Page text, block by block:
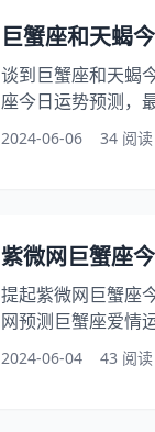
磐石） 事学业
巨蟹座和天蝎
谈到巨蟹座和天蝎
座今日运势预测，
者，还有人想问天
中与您分享巨蟹座
★★★★☆（思维敏
2024-06-06 34 阅读
紫微网巨蟹座
提起紫微网巨蟹座
网预测巨蟹座爱情
运势紫微解析，此
走向紫微网，在本
2024-06-04 43 阅读